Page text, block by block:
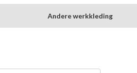
Andere werkkleding